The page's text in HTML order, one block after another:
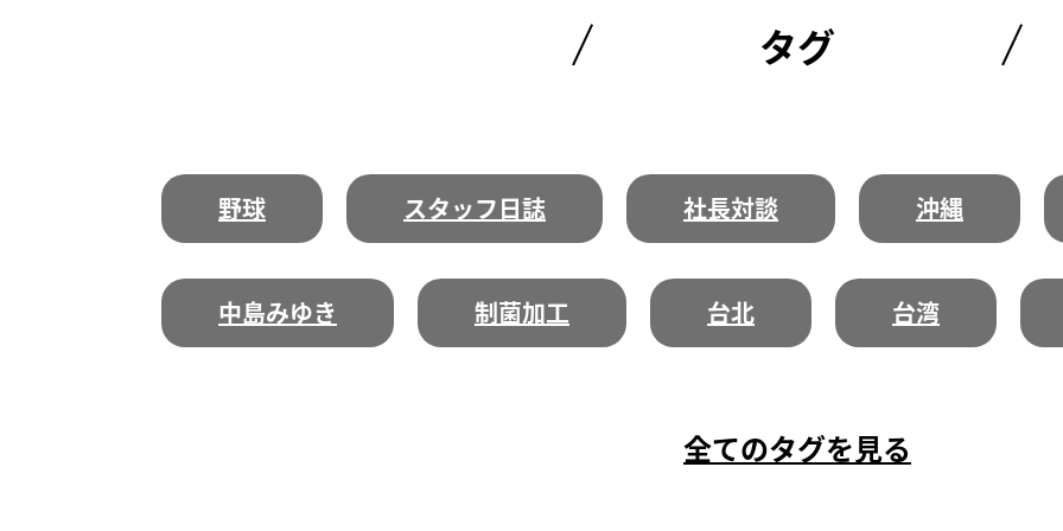
タグ
野球 スタッフ日誌 社長対談 沖縄
中島みゆき 制菌加工 台北 台湾
全てのタグを見る